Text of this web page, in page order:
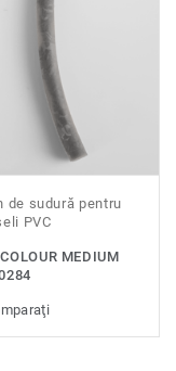
de sudură pentru
PVC
MEDIUM